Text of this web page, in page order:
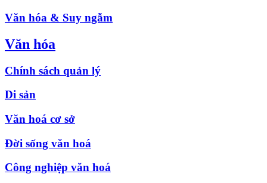
Văn hóa & Suy ngẫm
Văn hóa
Chính sách quản lý
Di sản
Văn hoá cơ sở
Đời sống văn hoá
Công nghiệp văn hoá